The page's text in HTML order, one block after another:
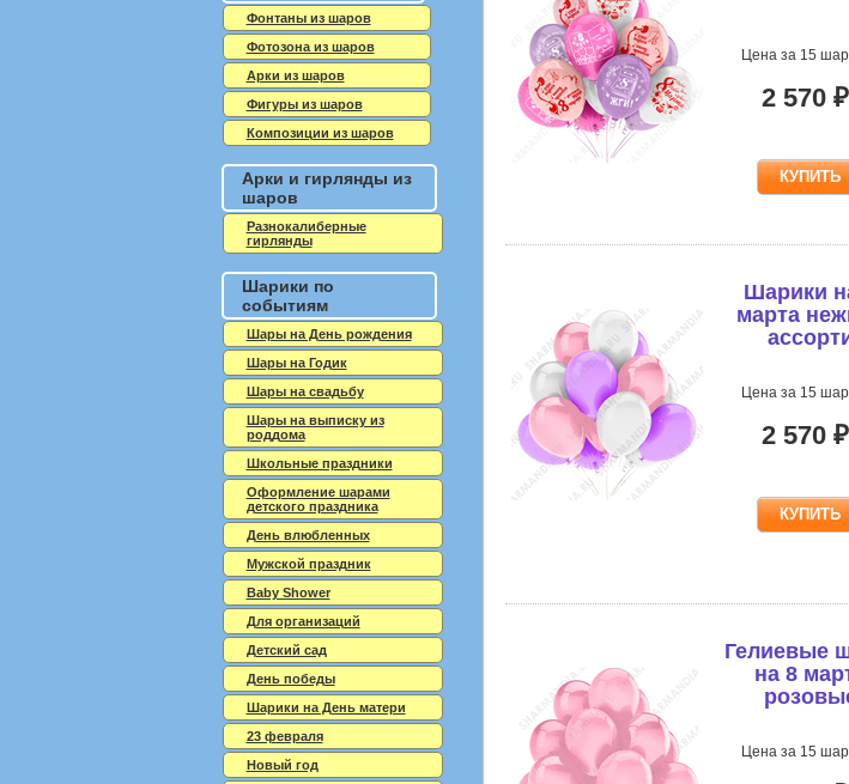
Цена за 15
2 570 ₽
Шарики
марта
Цена за 15
2 570 ₽
Гелиевые
на 8
Цена за 15
Фонтаны из шаров
Фотозона из шаров
Арки из шаров
Фигуры из шаров
Композиции из шаров
Арки и гирлянды из
шаров
Разнокалиберные
гирлянды
Шарики по
событиям
Шары на День рождения
Шары на Годик
Шары на свадьбу
Шары на выписку из
роддома
Школьные праздники
Оформление шарами
детского праздника
День влюбленных
Мужской праздник
Baby Shower
Для организаций
Детский сад
День победы
Шарики на День матери
23 февраля
Новый год